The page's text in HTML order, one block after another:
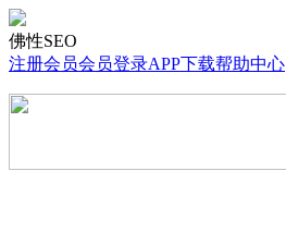
佛性SEO
注册会员会员登录APP下载帮助中心